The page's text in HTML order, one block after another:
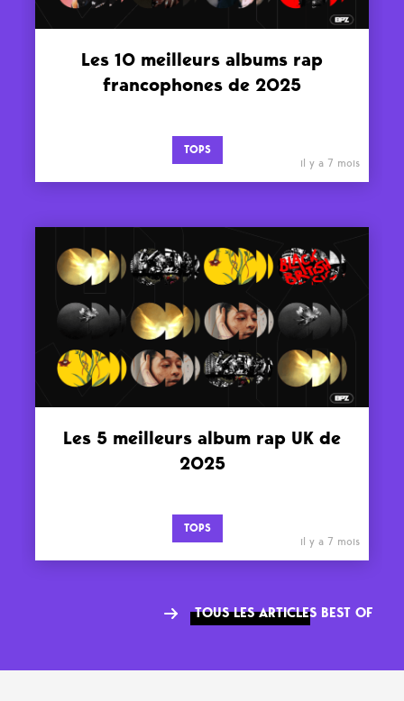
Les 10 meilleurs albums rap
francophones de 2025
TOPS
il y a 7 mois
Les 5 meilleurs album rap UK de
2025
TOPS
il y a 7 mois
TOUS LES ARTICLES BEST OF